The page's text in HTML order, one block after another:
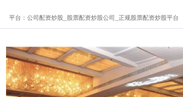
平台：公司配资炒股_股票配资炒股公司_正规股票配资炒股平台